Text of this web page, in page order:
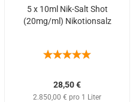
5 x 10ml Nik-Salt Shot
(20mg/ml) Nikotionsalz
28,50 €
2.850,00 € pro 1 Liter